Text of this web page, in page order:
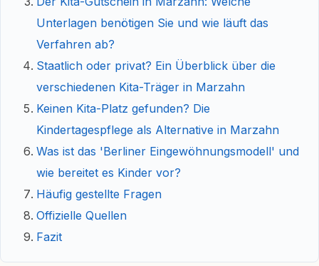
Unterlagen benötigen Sie und wie läuft das
Verfahren ab?
Staatlich oder privat? Ein Überblick über die
verschiedenen Kita-Träger in Marzahn
Keinen Kita-Platz gefunden? Die
Kindertagespflege als Alternative in Marzahn
Was ist das 'Berliner Eingewöhnungsmodell' und
wie bereitet es Kinder vor?
Häufig gestellte Fragen
Offizielle Quellen
Fazit